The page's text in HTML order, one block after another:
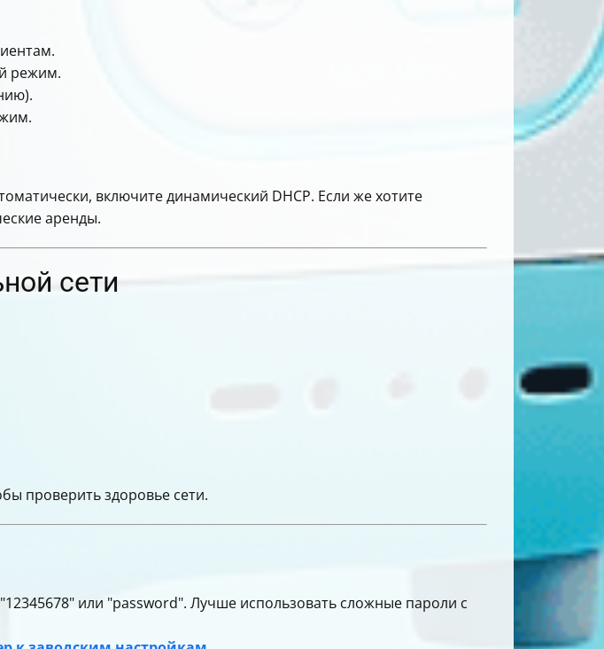
режим.
включите динамический DHCP. Если же хотите
аренды.
сети
проверить здоровье сети.
или "password". Лучше использовать сложные пароли с